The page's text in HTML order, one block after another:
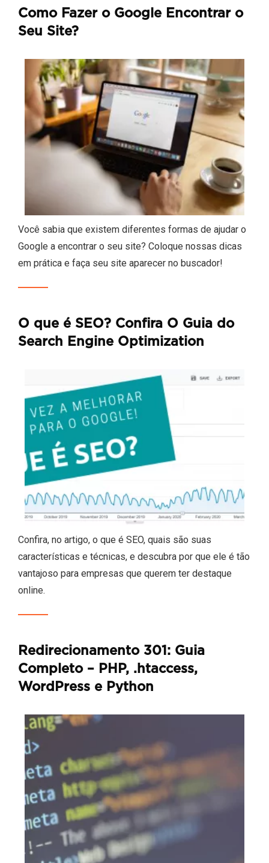
Como Fazer o Google Encontrar o
Seu Site?
Você sabia que existem diferentes formas de ajudar o
Google a encontrar o seu site? Coloque nossas dicas
em prática e faça seu site aparecer no buscador!
O que é SEO? Confira O Guia do
Search Engine Optimization
Confira, no artigo, o que é SEO, quais são suas
características e técnicas, e descubra por que ele é tão
vantajoso para empresas que querem ter destaque
online.
Redirecionamento 301: Guia
Completo – PHP, .htaccess,
WordPress e Python